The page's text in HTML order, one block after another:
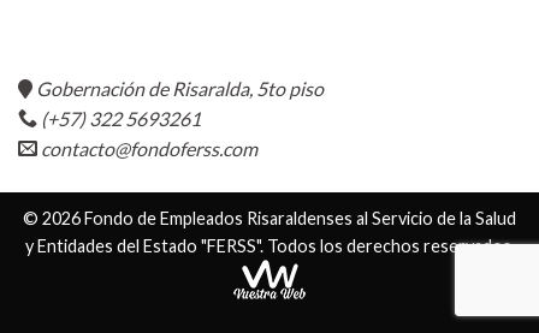
Gobernación de Risaralda, 5to piso
(+57) 322 5693261
contacto@fondoferss.com
© 2026 Fondo de Empleados Risaraldenses al Servicio de la Salud
y Entidades del Estado "FERSS". Todos los derechos reservados.